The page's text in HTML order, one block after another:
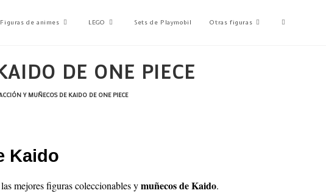
Figuras de animes LEGO Sets de Playmobil Otras figuras
DE ONE PIECE
Y MUÑECOS DE KAIDO DE ONE PIECE
Kaido
mejores figuras coleccionables ymuñecos de Kaido.